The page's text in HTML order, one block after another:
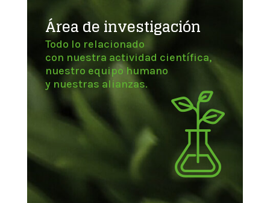
Área de investigación
Todo lo relacionado
con nuestra actividad científica,
nuestro equipo humano
y nuestras alianzas.